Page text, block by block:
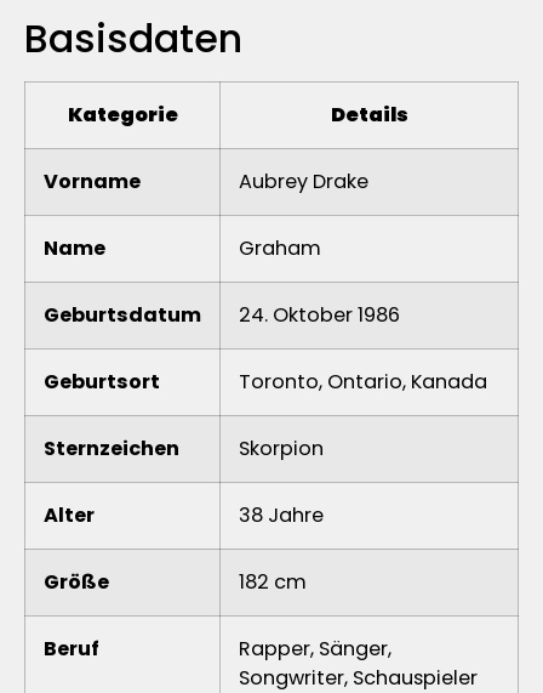
Basisdaten
Kategorie Details
Vorname Aubrey Drake
Name Graham
Geburtsdatum 24. Oktober 1986
Geburtsort Toronto, Ontario, Kanada
Sternzeichen Skorpion
Alter 38 Jahre
Größe 182 cm
Beruf
Rapper, Sänger,
Songwriter, Schauspieler